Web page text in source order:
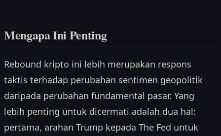
Mengapa Ini Penting
Rebound kripto ini lebih merupakan respons
taktis terhadap perubahan sentimen geopolitik
daripada perubahan fundamental pasar. Yang
lebih penting untuk dicermati adalah dua hal:
pertama, arahan Trump kepada The Fed untuk